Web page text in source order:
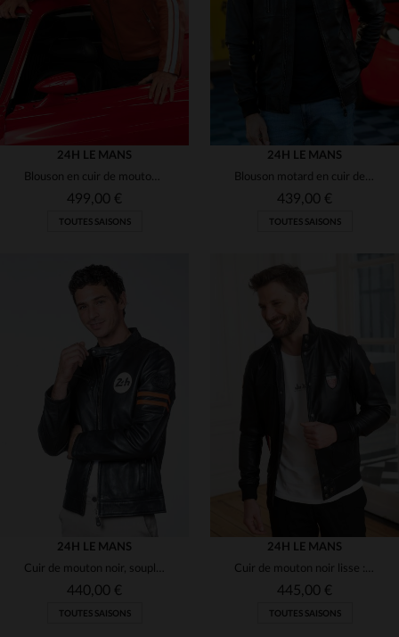
4XL
TAILLES DISPONIBLES
3XL
24H LE MANS
Blouson en cuir de mouton, léger et souple, inspiré du motorsport.
499,00 €
TOUTES SAISONS
TAILLES DISPONIBLES
24H LE MANS
Blouson motard en cuir de mouton noir, inspiré des 24 Heures du Mans.
439,00 €
TOUTES SAISONS
24H LE MANS
Cuir de mouton noir, souple et léger, inspiré des bolides du Mans.
440,00 €
TOUTES SAISONS
24H LE MANS
Cuir de mouton noir lisse : souple, léger et indémodable.
445,00 €
TOUTES SAISONS